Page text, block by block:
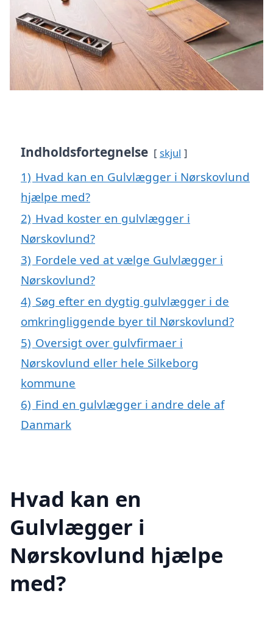
Indholdsfortegnelse skjul
1) Hvad kan en Gulvlægger i Nørskovlund
hjælpe med?
2) Hvad koster en gulvlægger i
Nørskovlund?
3) Fordele ved at vælge Gulvlægger i
Nørskovlund?
4) Søg efter en dygtig gulvlægger i de
omkringliggende byer til Nørskovlund?
5) Oversigt over gulvfirmaer i
Nørskovlund eller hele Silkeborg
kommune
6) Find en gulvlægger i andre dele af
Danmark
Hvad kan en
Gulvlægger i
Nørskovlund hjælpe
med?